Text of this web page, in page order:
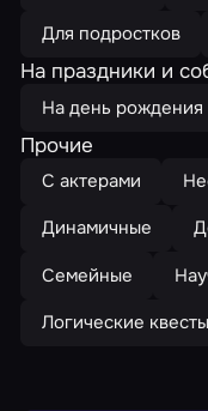
Для подростков
На праздники и
На день рождения
Прочие
С актерами
Динамичные
Семейные
Логические квесты